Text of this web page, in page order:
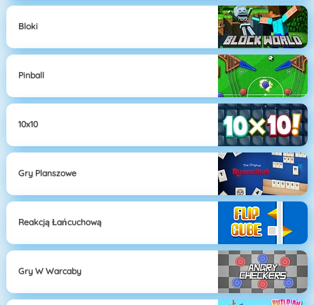
Bloki
Pinball
10x10
Gry Planszowe
Reakcją Łańcuchową
Gry W Warcaby